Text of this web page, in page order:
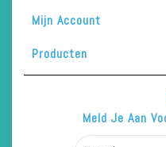
Mijn Account
Producten
Meld Je Aan